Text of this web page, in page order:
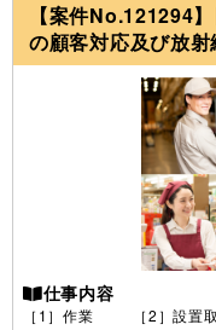
【案件No.121294
の顧客対応及び放
仕事内容
［1］作業 ［2］設置